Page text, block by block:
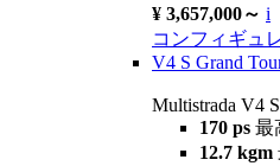
¥ 3,657,000～ i
コンフィギュ
V4 S Grand
Multistrada V4
170 ps 最
12.7 kgm